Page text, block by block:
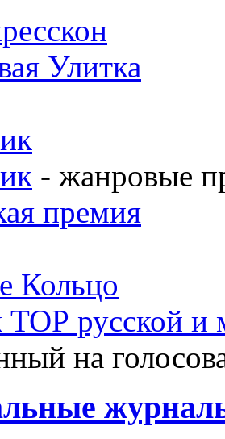
Улитка
- жанровые
премия
Кольцо
ТОР русской и
на